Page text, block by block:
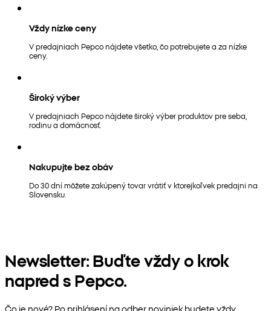
Vždy nízke ceny
V predajniach Pepco nájdete všetko, čo potrebujete a za nízke
ceny.
Široký výber
V predajniach Pepco nájdete široký výber produktov pre seba,
rodinu a domácnosť.
Nakupujte bez obáv
Do 30 dní môžete zakúpený tovar vrátiť v ktorejkoľvek predajni na
Slovensku.
Newsletter: Buďte vždy o krok
napred s Pepco.
Čo je nové? Po prihlásení na odber noviniek budete vždy